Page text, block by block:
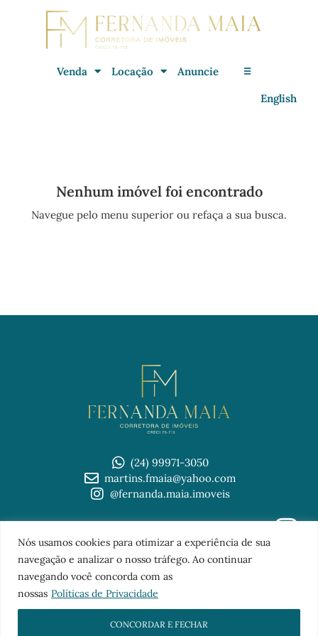
Nós usamos cookies para otimizar a experiência de sua
navegação e analizar o nosso tráfego. Ao continuar
navegando você concorda com as
nossas Políticas de Privacidade
CONCORDAR E FECHAR
Venda Locação Anuncie ☰
English
Nenhum imóvel foi encontrado
Navegue pelo menu superior ou refaça a sua busca.
(24) 99971-3050
martins.fmaia@yahoo.com
@fernanda.maia.imoveis
TOPO
Sites para imobiliáriascom aFB Digital